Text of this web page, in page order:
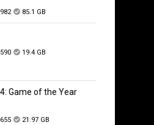
85.1 GB
19.4 GB
Game of the Year
21.97 GB